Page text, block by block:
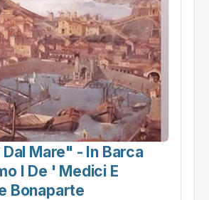
Mare" - In Barca
I De ' Medici E
Bonaparte